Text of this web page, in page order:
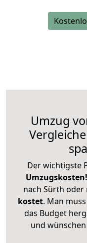
Umzug
Der wichtigste
Umzugskosten!
nach Sürth oder
kostet. Man
das Budget
und